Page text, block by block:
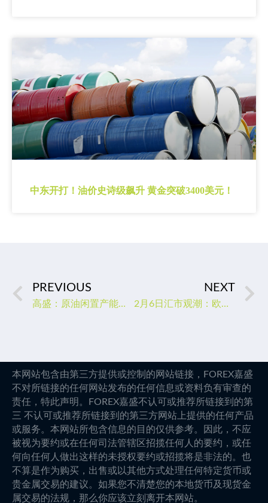
中东开打！油价史诗级飙升 黄金突破3400美元！
PREVIOUS
高盛：原油闲置产能即将耗尽 油价今年料再破100美元
NEXT
2月6日汇市观潮：欧元、英镑和日元技术分析
本网站包含由第三方提供或控制的网站链接，FOREX嘉盛
不对所链接的任何网站发布的任何信息或资料负有审查的
责任，特此声明。FOREX嘉盛不认可或推荐所链接到的第
三 不认可或推荐所链接到的第三方网站上提供的任何产品
或服务。本网站所包含信息的目的仅供参考。因此，不应
被视为要约或在任何司法管辖区招揽任何人的要约，或任
何向任何人做出这样的未授权要约或招揽将是非法的。也
不算是作为购买，出售或以其他方式处理任何特定货币或
贵金属交易的建议。如果您不清楚您的本地货币及现货金
属交易的法规，那么你应该立刻离开本网站。